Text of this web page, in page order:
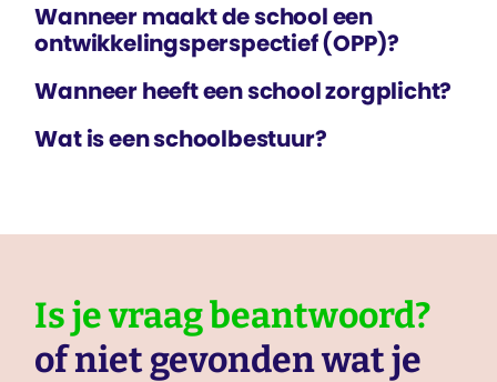
Wanneer maakt de school een
ontwikkelings­perspectief (OPP)?
Wanneer heeft een school zorgplicht?
Wat is een schoolbestuur?
Is je vraag beantwoord?
of niet gevonden wat je